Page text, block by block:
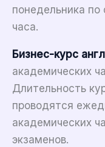
понедельника по
часа.
Бизнес-курс
академических
Длительность
проводятся
академических
экзаменов.